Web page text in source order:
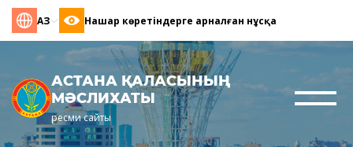
ҚАЗ Нашар көретіндерге арналған нұсқа
АСТАНА ҚАЛАСЫНЫҢ
МӘСЛИХАТЫ
ресми сайты